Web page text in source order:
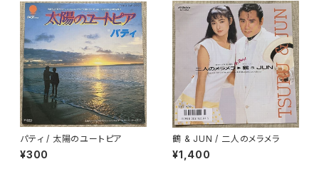
パティ / 太陽のユートピア
¥300
鶴 & JUN / 二人のメラメラ
¥1,400